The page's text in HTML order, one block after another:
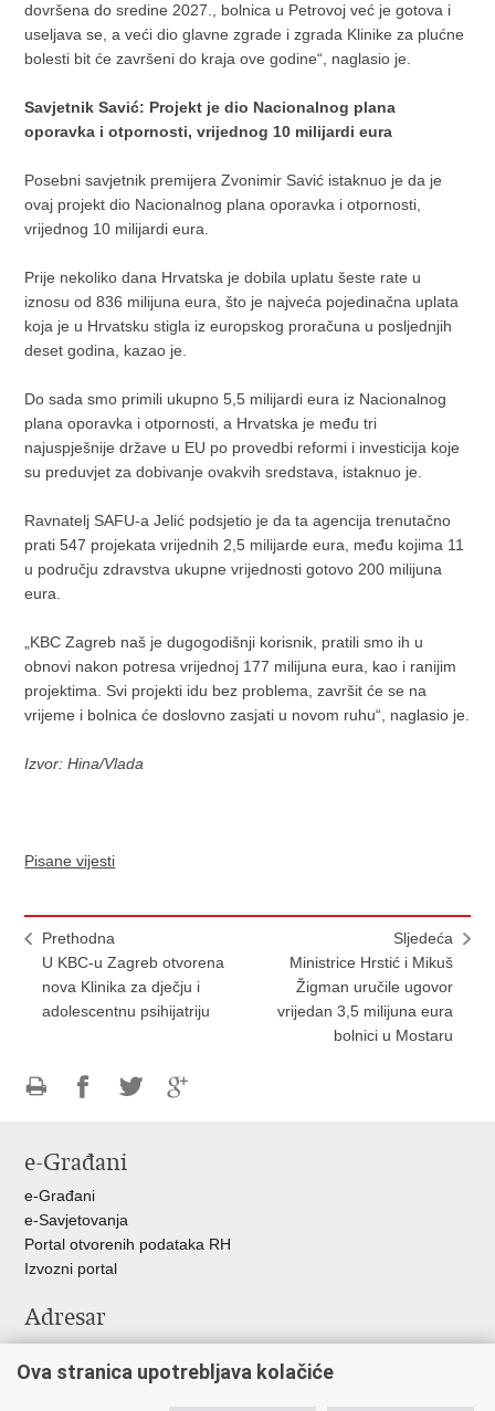
dovršena do sredine 2027., bolnica u Petrovoj već je gotova i
useljava se, a veći dio glavne zgrade i zgrada Klinike za plućne
bolesti bit će završeni do kraja ove godine“, naglasio je.
Savjetnik Savić: Projekt je dio Nacionalnog plana
oporavka i otpornosti, vrijednog 10 milijardi eura
Posebni savjetnik premijera Zvonimir Savić istaknuo je da je
ovaj projekt dio Nacionalnog plana oporavka i otpornosti,
vrijednog 10 milijardi eura.
Prije nekoliko dana Hrvatska je dobila uplatu šeste rate u
iznosu od 836 milijuna eura, što je najveća pojedinačna uplata
koja je u Hrvatsku stigla iz europskog proračuna u posljednjih
deset godina, kazao je.
Do sada smo primili ukupno 5,5 milijardi eura iz Nacionalnog
plana oporavka i otpornosti, a Hrvatska je među tri
najuspješnije države u EU po provedbi reformi i investicija koje
su preduvjet za dobivanje ovakvih sredstava, istaknuo je.
Ravnatelj SAFU-a Jelić podsjetio je da ta agencija trenutačno
prati 547 projekata vrijednih 2,5 milijarde eura, među kojima 11
u području zdravstva ukupne vrijednosti gotovo 200 milijuna
eura.
„KBC Zagreb naš je dugogodišnji korisnik, pratili smo ih u
obnovi nakon potresa vrijednoj 177 milijuna eura, kao i ranijim
projektima. Svi projekti idu bez problema, završit će se na
vrijeme i bolnica će doslovno zasjati u novom ruhu“, naglasio je.
Izvor: Hina/Vlada
Pisane vijesti
Prethodna
U KBC-u Zagreb otvorena
nova Klinika za dječju i
adolescentnu psihijatriju
Sljedeća
Ministrice Hrstić i Mikuš
Žigman uručile ugovor
vrijedan 3,5 milijuna eura
bolnici u Mostaru
FacebookuTwitteru
e-Građani
e-Građani
e-Savjetovanja
Portal otvorenih podataka RH
Izvozni portal
Adresar
Adresar tijela javne vlasti
Ova stranica upotrebljava kolačiće